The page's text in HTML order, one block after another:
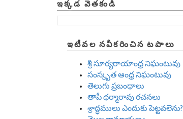
ఇక్కడ వెతకండి
ఇటీవల నవీకరించిన టపాలు
శ్రీ సూర్యరాయాంధ్ర నిఘంటువు
సంస్కృత ఆంధ్ర నిఘంటువు
తెలుగు ప్రబంధాలు
తాపీ ధర్మారావు రచనలు
శ్రాద్ధములు ఎందుకు పెట్టవలెను?